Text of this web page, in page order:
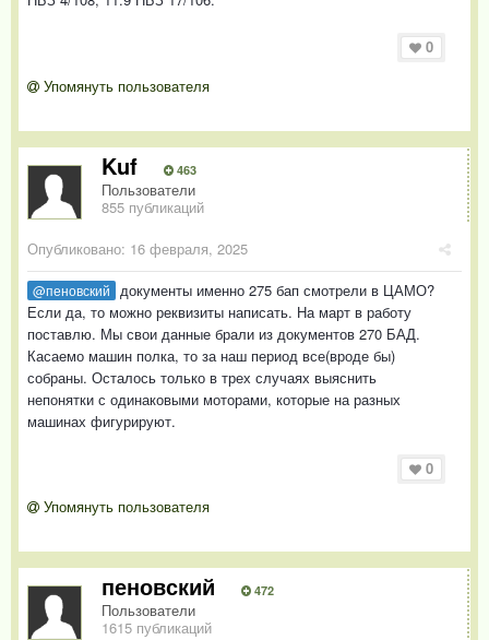
0
Упомянуть пользователя
Kuf 463
Пользователи
855 публикаций
Опубликовано: 16 февраля, 2025
@пеновский
документы именно 275 бап смотрели в ЦАМО?
Если да, то можно реквизиты написать. На март в работу
поставлю. Мы свои данные брали из документов 270 БАД.
Касаемо машин полка, то за наш период все(вроде бы)
собраны. Осталось только в трех случаях выяснить
непонятки с одинаковыми моторами, которые на разных
машинах фигурируют.
0
Упомянуть пользователя
пеновский 472
Пользователи
1615 публикаций